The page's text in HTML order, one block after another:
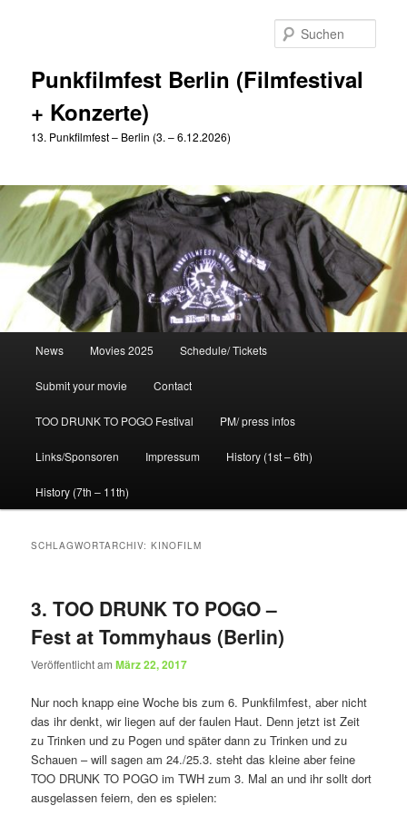
Punkfilmfest Berlin (Filmfestival
+ Konzerte)
13. Punkfilmfest – Berlin (3. – 6.12.2026)
News Movies 2025 Schedule/ Tickets
Submit your movie Contact
TOO DRUNK TO POGO Festival PM/ press infos
Links/Sponsoren Impressum History (1st – 6th)
History (7th – 11th)
SCHLAGWORTARCHIV:KINOFILM
3. TOO DRUNK TO POGO –
Fest at Tommyhaus (Berlin)
Veröffentlicht amMärz 22, 2017
Nur noch knapp eine Woche bis zum 6. Punkfilmfest, aber nicht
das ihr denkt, wir liegen auf der faulen Haut. Denn jetzt ist Zeit
zu Trinken und zu Pogen und später dann zu Trinken und zu
Schauen – will sagen am 24./25.3. steht das kleine aber feine
TOO DRUNK TO POGO im TWH zum 3. Mal an und ihr sollt dort
ausgelassen feiern, den es spielen: